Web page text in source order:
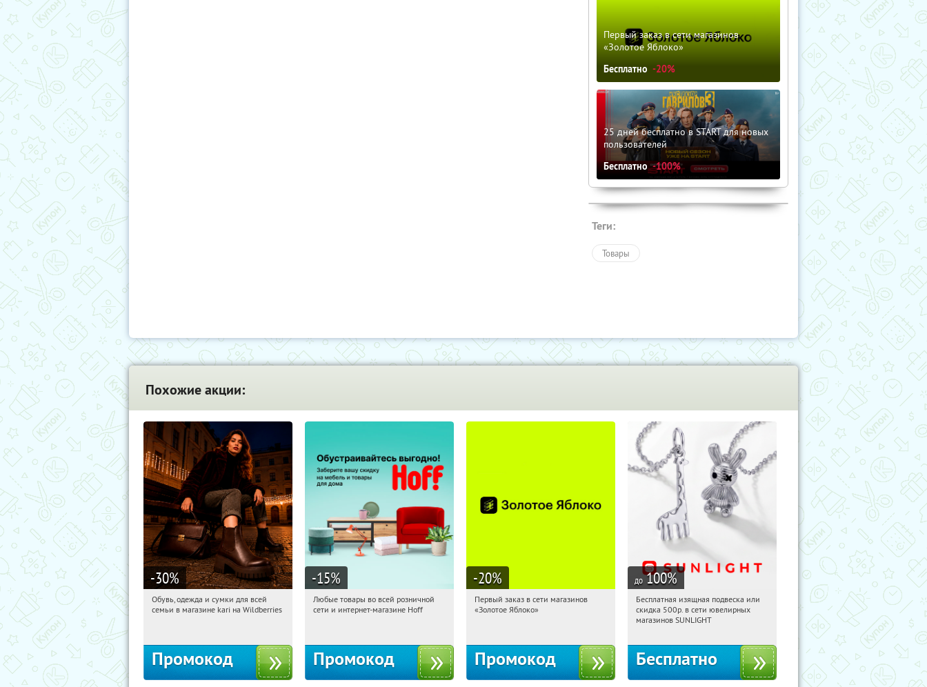
Первый заказ в сети магазинов
«Золотое Яблоко»
Бесплатно -20%
25 дней бесплатно в START для новых
пользователей
Бесплатно -100%
Теги:
Товары
Похожие акции:
-30%
04:14:07 Получили:
Обувь, одежда и сумки для всей
семьи в магазине kari на Wildberries
Промокод
-15%
04:14:07 Получили:
Любые товары во всей розничной
сети и интернет-магазине Hoff
Промокод
-20%
04:14:07
Получи первым!
Первый заказ в сети магазинов
«Золотое Яблоко»
Промокод
до 100%
04:14:07 Получили:
Россия
Бесплатная изящная подвеска или
скидка 500р. в сети ювелирных
магазинов SUNLIGHT
Бесплатно